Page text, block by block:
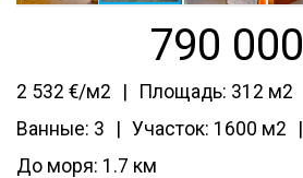
790 000
2 532 €/м2 Площадь: 312 м2
Ванные: 3
Участок: 1600 м2
До моря: 1.7 км